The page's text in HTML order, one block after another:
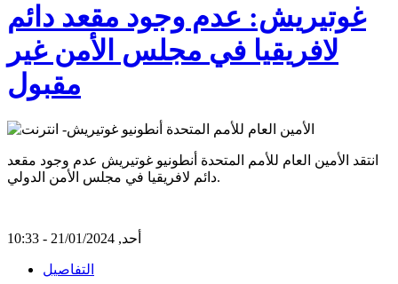
غوتيريش: عدم وجود مقعد دائم
لافريقيا في مجلس الأمن غير
مقبول
انتقد الأمين العام للأمم المتحدة أنطونيو غوتيريش عدم وجود مقعد
دائم لافريقيا في مجلس الأمن الدولي.
أحد, 21/01/2024 - 10:33
التفاصيل